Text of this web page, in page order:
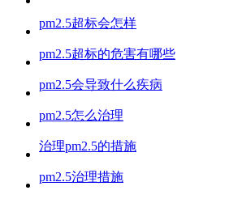
pm2.5超标会怎样
pm2.5超标的危害有哪些
pm2.5会导致什么疾病
pm2.5怎么治理
治理pm2.5的措施
pm2.5治理措施